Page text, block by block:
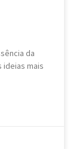
da
ideias mais